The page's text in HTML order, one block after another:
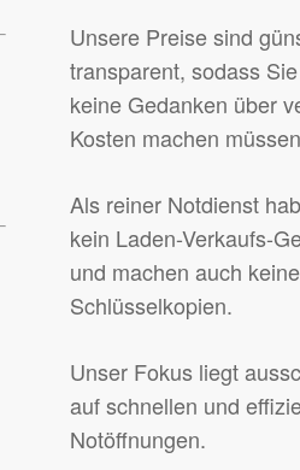
Unsere Preise sind
transparent, sodass
keine Gedanken über
Kosten machen
Als reiner Notdienst
kein Laden-Verkaufs-
und machen auch keine
Schlüsselkopien.
Unser Fokus liegt
auf schnellen und
Notöffnungen.